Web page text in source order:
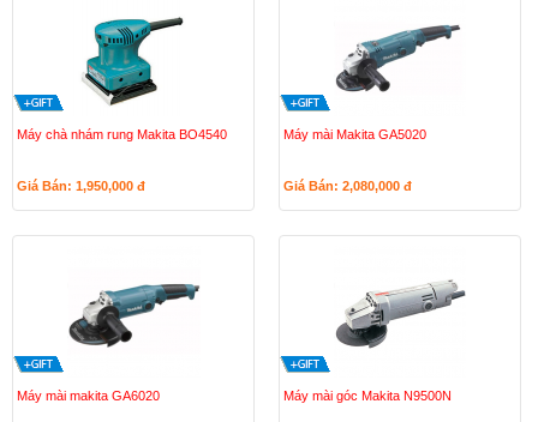
Máy chà nhám rung Makita BO4540
Giá Bán: 1,950,000 đ
Máy mài Makita GA5020
Giá Bán: 2,080,000 đ
Máy mài makita GA6020 Máy mài góc Makita N9500N